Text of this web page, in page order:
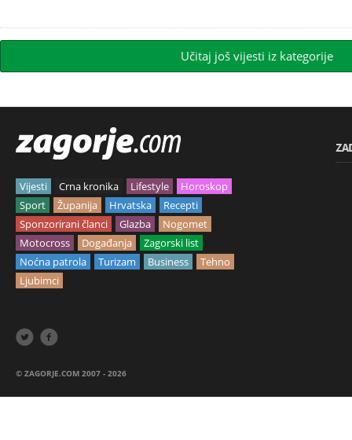
Učitaj još vijesti iz kategorije
Vijesti Crna kronika Lifestyle
Horoskop
Sport
Županija Hrvatska
Recepti
Sponzorirani članci
Glazba
Nogomet
Motocross
Događanja
Zagorski list
Noćna patrola
Turizam Business
Tehno
Ljubimci
 
© ZAGORJE.COM 2007 - 2026